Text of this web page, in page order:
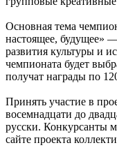
Основная тема
настоящее, будущее»
развития культуры и
чемпионата будет
получат награды по
Принять участие в
восемнадцати до
русски. Конкурсанты
сайте проекта